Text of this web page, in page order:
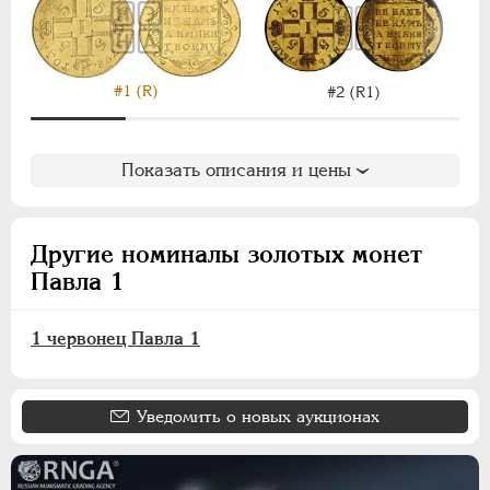
#1 (R) #2 (R1)
Показать описания и цены
Другие номиналы золотых монет
Павла 1
1 червонец Павла 1
Уведомить о новых аукционах
ВРЕМЕННОЕ ПРАВ. 1917-1918
ИНОСТРАННЫЕ 1768-1918